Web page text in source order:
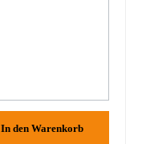
In den Warenkorb